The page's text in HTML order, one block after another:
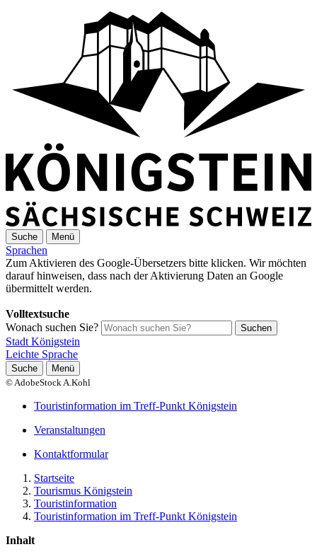
Suche Menü
Sprachen
Zum Aktivieren des Google-Übersetzers bitte klicken. Wir möchten
darauf hinweisen, dass nach der Aktivierung Daten an Google
übermittelt werden.
Volltextsuche
Wonach suchen Sie?
Suchen
Stadt Königstein
Leichte Sprache
Suche
Menü
© AdobeStock A.Kohl
Touristinformation im Treff-Punkt Königstein
Veranstaltungen
Kontaktformular
Startseite
Tourismus Königstein
Touristinformation
Touristinformation im Treff-Punkt Königstein
Inhalt